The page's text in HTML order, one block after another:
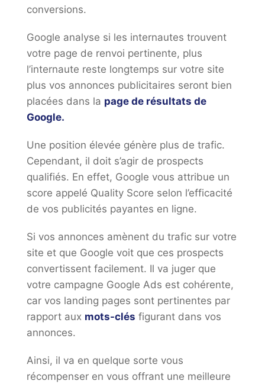
conversions.
Google analyse si les internautes trouvent
votre page de renvoi pertinente, plus
l’internaute reste longtemps sur votre site
plus vos annonces publicitaires seront bien
placées dans la page de résultats de
Google.
Une position élevée génère plus de trafic.
Cependant, il doit s’agir de prospects
qualifiés. En effet, Google vous attribue un
score appelé Quality Score selon l’efficacité
de vos publicités payantes en ligne.
Si vos annonces amènent du trafic sur votre
site et que Google voit que ces prospects
convertissent facilement. Il va juger que
votre campagne Google Ads est cohérente,
car vos landing pages sont pertinentes par
rapport aux mots-clés figurant dans vos
annonces.
Ainsi, il va en quelque sorte vous
récompenser en vous offrant une meilleure